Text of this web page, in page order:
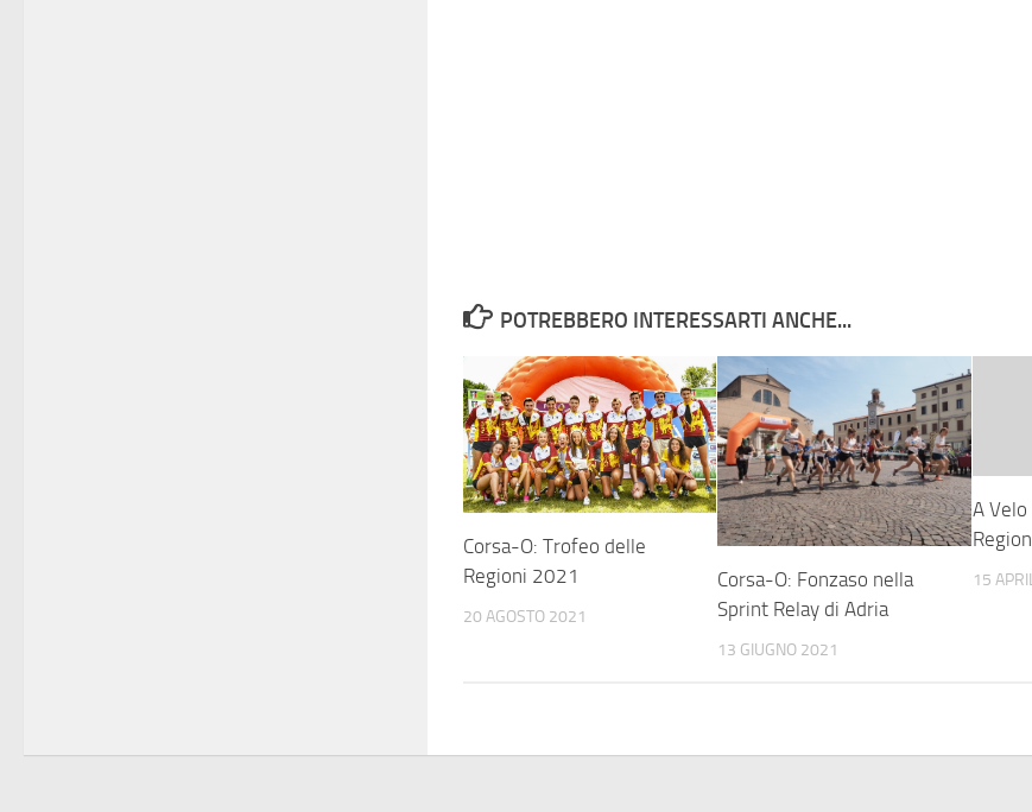
POTREBBERO INTERESSARTI ANCHE...
Corsa-O: Trofeo delle
Regioni 2021
20 AGOSTO 2021
Corsa-O: Fonzaso nella
Sprint Relay di Adria
13 GIUGNO 2021
A Velo
15